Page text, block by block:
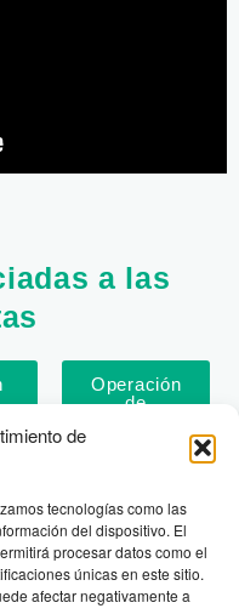
de
tecnologías como las
del dispositivo. El
procesar datos como el
únicas en este sitio.
afectar negativamente a
a las
Operación
de